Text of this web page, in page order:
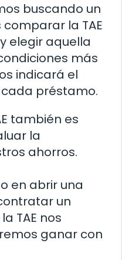
buscando un
la TAE
elegir aquella
más
indicará el
préstamo.
también es
la
ahorros.
en abrir una
un
TAE nos
ganar con